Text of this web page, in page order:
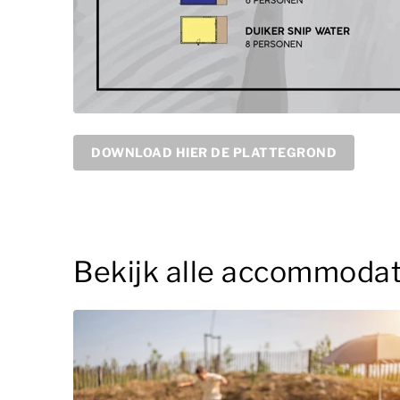
DOWNLOAD HIER DE PLATTEGROND
Bekijk alle